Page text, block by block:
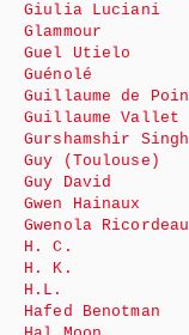
Giulia Luciani
Glammour
Guel Utielo
Guénolé
Guillaume de
Guillaume Vallet
Gurshamshir Singh
Guy (Toulouse)
Guy David
Gwen Hainaux
Gwenola Ricordeau
H. C.
H. K.
H.L.
Hafed Benotman